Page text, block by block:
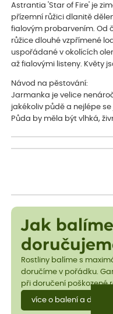
Astrantia 'Star of Fire' je
přízemní růžici dlanitě
fialovým probarvením. Od
růžice dlouhé vzpřímené
uspořádané v okolících
až fialovými listeny. Květy
Návod na pěstování:
Jarmanka je velice
jakékoliv půdě a nejlépe
Půda by měla být vlhká,
Jak
Rostliny balíme s
doručíme v pořádku.
při doručení poškozené
více o balení a